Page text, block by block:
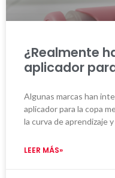
¿Realmente
aplicador
Algunas marcas han
aplicador para la copa
la curva de aprendizaje
LEER MÁS»